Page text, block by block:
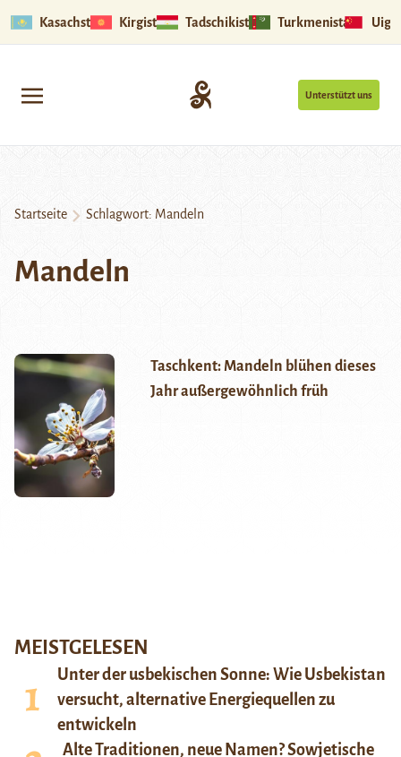
Kasachstan Kirgistan Tadschikistan Turkmenistan
Unterstützt uns
Startseite Schlagwort: Mandeln
Mandeln
Taschkent: Mandeln blühen dieses
Jahr außergewöhnlich früh
MEISTGELESEN
Unter der usbekischen Sonne: Wie Usbekistan
versucht, alternative Energiequellen zu
entwickeln
Alte Traditionen, neue Namen? Sowjetische